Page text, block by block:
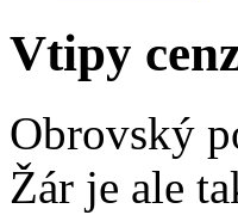
Vtipy
Obrovský
Žár je ale